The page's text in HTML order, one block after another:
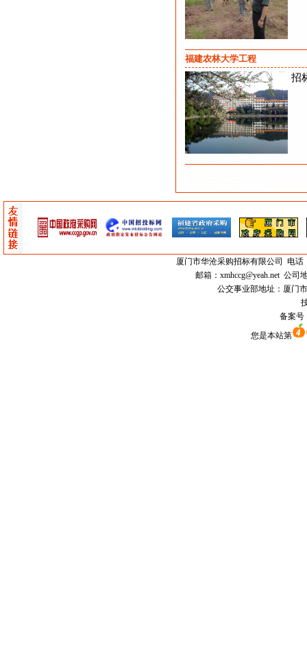
福建农林大学工程
招
厦门市华沧采购招标有限公司
电话
邮箱： xmhccg@yeah.net公司地
公交事业部地址：厦门
备案
您是本站第